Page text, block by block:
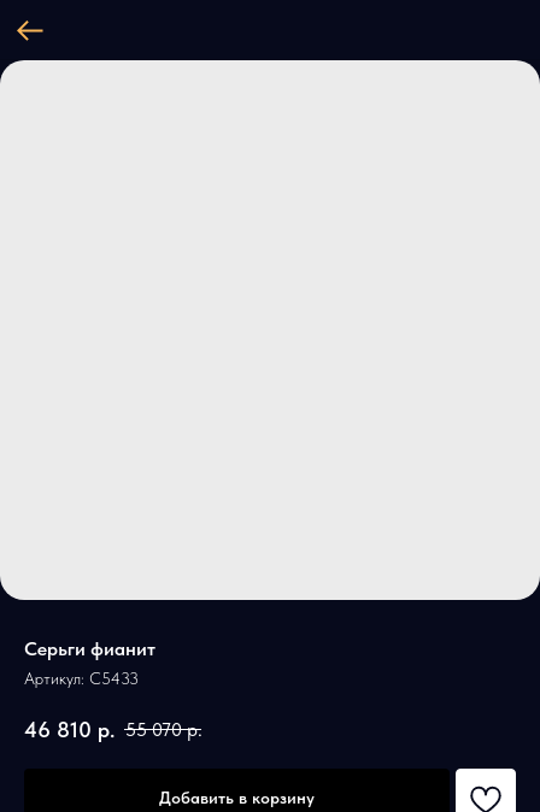
Серьги фианит
Артикул: С5433
46 810 р. 55 070 р.
Добавить в корзину